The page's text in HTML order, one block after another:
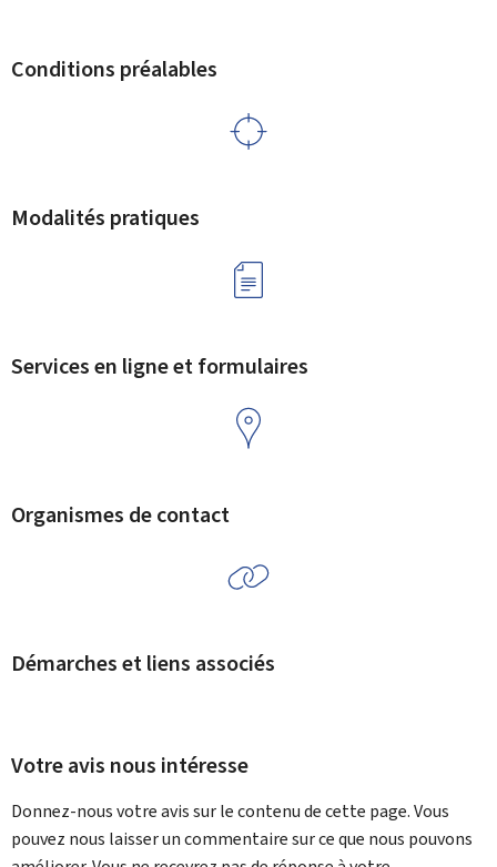
Conditions préalables
Modalités pratiques
Services en ligne et formulaires
Organismes de contact
Démarches et liens associés
Votre avis nous intéresse
Donnez-nous votre avis sur le contenu de cette page. Vous
pouvez nous laisser un commentaire sur ce que nous pouvons